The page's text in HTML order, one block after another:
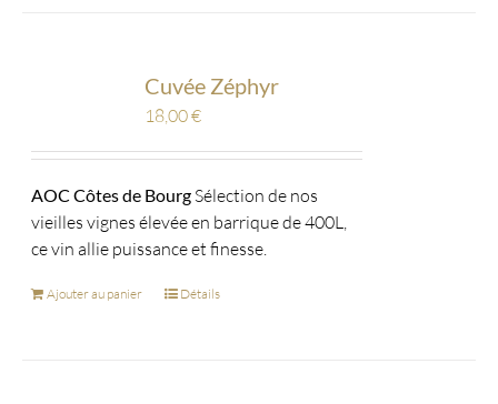
Cuvée Zéphyr
18,00€
AOC Côtes de BourgSélection de nos
vieilles vignes élevée en barrique de 400L,
ce vin allie puissance et finesse.
Ajouter au panier Détails